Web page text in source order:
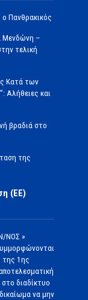
Πανθρακικός
Μενδώνη –
τελική
Κατά των
Αλήθειες και
βραδιά στο
της
(ΕΕ)
ΝΟΣ »
της 1ης
διαδίκτυο
να μην